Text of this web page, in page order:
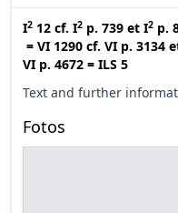
I2 12 cf. I2 p. 739 et I2 p.
= VI 1290 cf. VI p. 3134
VI p. 4672 = ILS 5
Text and further
Fotos